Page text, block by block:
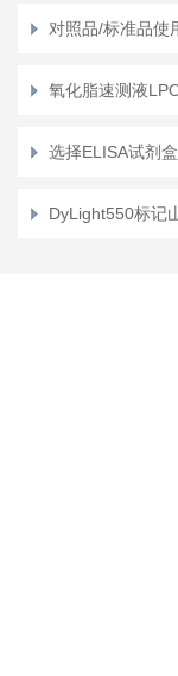
对照品/标准品使
氧化脂速测液
选择ELISA试剂
DyLight550标记